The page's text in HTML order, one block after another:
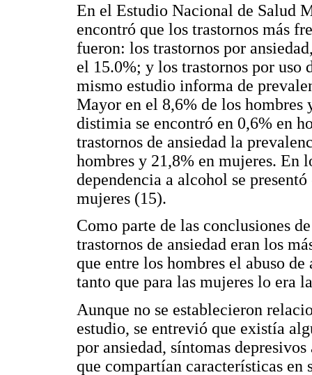
En el Estudio Nacional de Salud
encontró que los trastornos más
fueron: los trastornos por
el 15.0%; y los trastornos por uso
mismo estudio informa de
Mayor en el 8,6% de los hombres
distimia se encontró en 0,6% en
trastornos de ansiedad la
hombres y 21,8% en mujeres. En
dependencia a alcohol se
mujeres (15).
Como parte de las conclusiones
trastornos de ansiedad eran los
que entre los hombres el abuso
tanto que para las mujeres lo era
Aunque no se establecieron
estudio, se entrevió que existía
por ansiedad, síntomas
que compartían características